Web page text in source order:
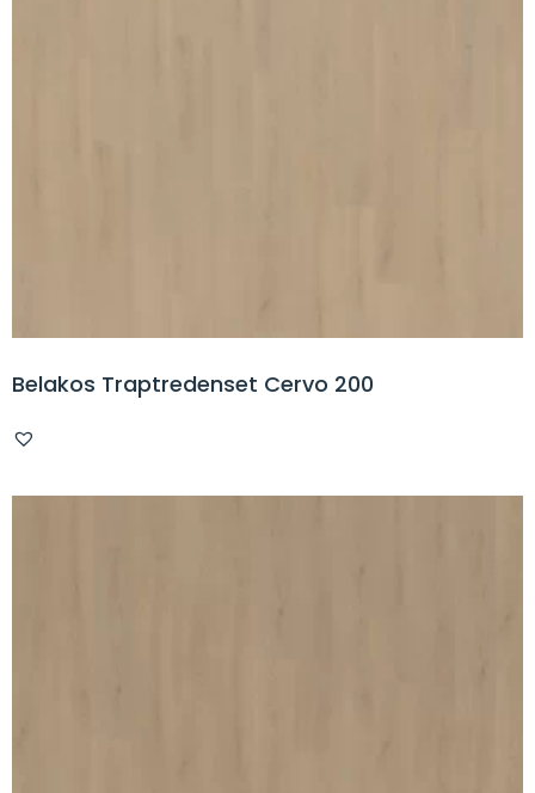
Belakos Traptredenset Cervo 200